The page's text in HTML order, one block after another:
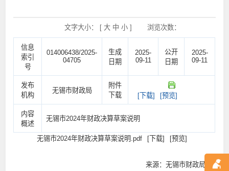
文字大小： [ 大 中 小] 浏览次数：
信息
索引
号
014006438/2025-
04705
生成
日期
2025-
09-11
公开
日期
2025-
09-11
发布
机构
无锡市财政局
附件
下载
[下载] [预览]
内容
概述
无锡市2024年财政决算草案说明
无锡市2024年财政决算草案说明.pdf [下载] [预览]
来源：无锡市财政局